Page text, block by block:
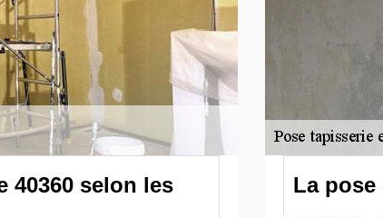
40360 selon les
La